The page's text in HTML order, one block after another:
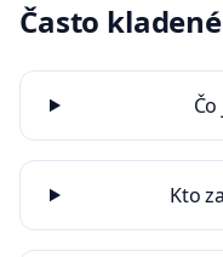
Často
Kto